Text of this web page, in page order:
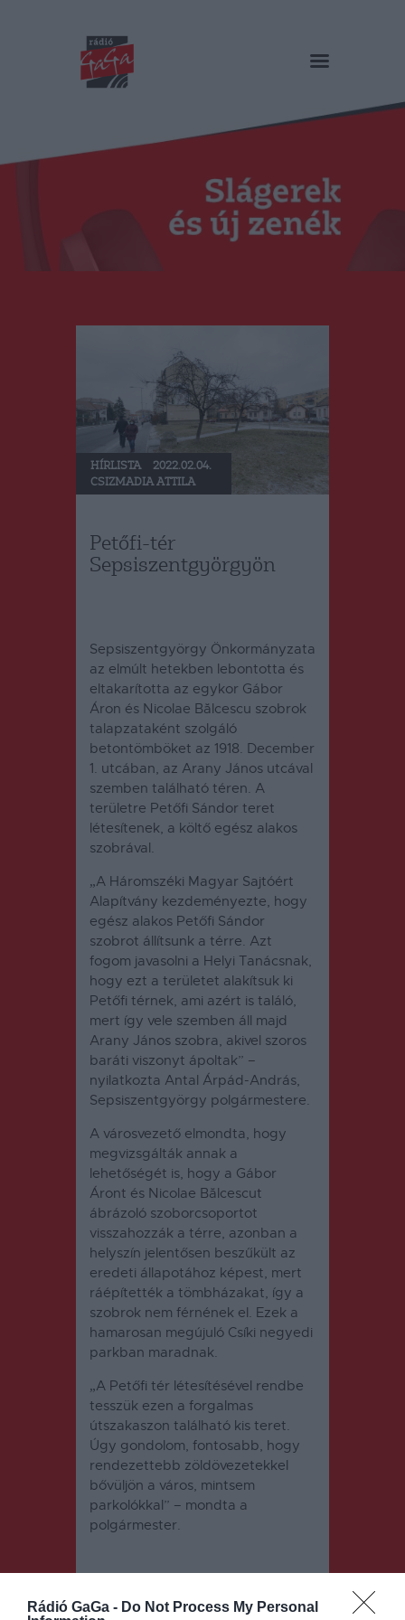
Rádió GaGa - Do Not Process My Personal
RÁDIÓ GAGA
Műsorok
Duma Duba
Podcast és videók
Stáb
HÍRLISTA
2022.02.04.
CSIZMADIA ATTILA
Petőfi-tér
Sepsiszentgyörgyön
Sepsiszentgyörgy Önkormányzata
az elmúlt hetekben lebontotta és
eltakarította az egykor Gábor
Áron és Nicolae Bălcescu szobrok
talapzataként szolgáló
betontömböket az 1918. December
1. utcában, az Arany János utcával
szemben található téren. A
területre Petőfi Sándor teret
létesítenek, a költő egész alakos
szobrával.
„A Háromszéki Magyar Sajtóért
Alapítvány kezdeményezte, hogy
egész alakos Petőfi Sándor
szobrot állítsunk a térre. Azt
fogom javasolni a Helyi Tanácsnak,
hogy ezt a területet alakítsuk ki
Petőfi térnek, ami azért is találó,
mert így vele szemben áll majd
Arany János szobra, akivel szoros
baráti viszonyt ápoltak” –
nyilatkozta Antal Árpád-András,
Sepsiszentgyörgy polgármestere.
A városvezető elmondta, hogy
megvizsgálták annak a
lehetőségét is, hogy a Gábor
Áront és Nicolae Bălcescut
ábrázoló szoborcsoportot
visszahozzák a térre, azonban a
helyszín jelentősen beszűkült az
eredeti állapotához képest, mert
ráépítették a tömbházakat, így a
szobrok nem férnének el. Ezek a
hamarosan megújuló Csíki negyedi
parkban maradnak.
„A Petőfi tér létesítésével rendbe
tesszük ezen a forgalmas
útszakaszon található kis teret.
Úgy gondolom, fontosabb, hogy
rendezettebb zöldövezetekkel
bővüljön a város, mintsem
parkolókkal” – mondta a
polgármester.